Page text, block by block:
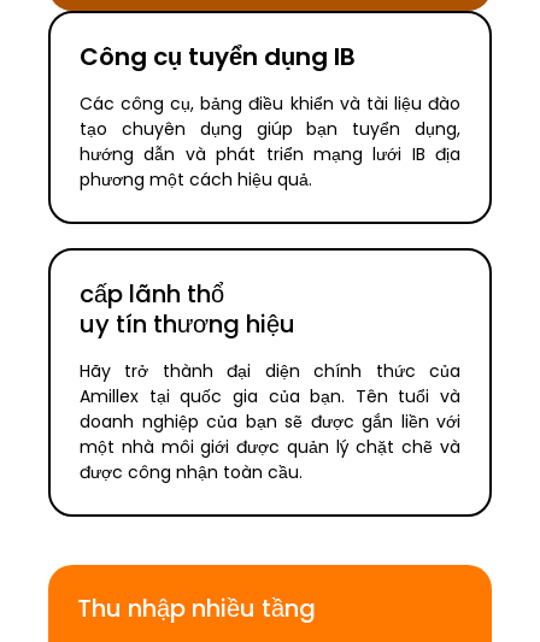
Công cụ tuyển dụng IB
Các công cụ, bảng điều khiển và tài liệu đào
tạo chuyên dụng giúp bạn tuyển dụng,
hướng dẫn và phát triển mạng lưới IB địa
phương một cách hiệu quả.
cấp lãnh thổ
uy tín thương hiệu
Hãy trở thành đại diện chính thức của
Amillex tại quốc gia của bạn. Tên tuổi và
doanh nghiệp của bạn sẽ được gắn liền với
một nhà môi giới được quản lý chặt chẽ và
được công nhận toàn cầu.
Thu nhập nhiều tầng